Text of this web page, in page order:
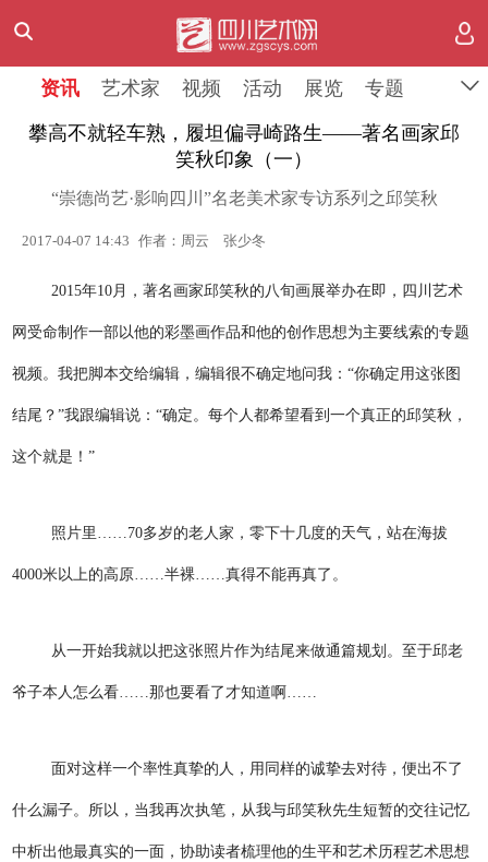
资讯 艺术家 视频 活动 展览 专题
攀高不就轻车熟，履坦偏寻崎路生——著名画家邱
笑秋印象（一）
“崇德尚艺·影响四川”名老美术家专访系列之邱笑秋
2017-04-07 14:43 作者：周云 张少冬
2015年10月，著名画家邱笑秋的八旬画展举办在即，四川艺术
网受命制作一部以他的彩墨画作品和他的创作思想为主要线索的专题
视频。我把脚本交给编辑，编辑很不确定地问我：“你确定用这张图
结尾？”我跟编辑说：“确定。每个人都希望看到一个真正的邱笑秋，
这个就是！”
照片里……70多岁的老人家，零下十几度的天气，站在海拔
4000米以上的高原……半裸……真得不能再真了。
从一开始我就以把这张照片作为结尾来做通篇规划。至于邱老
爷子本人怎么看……那也要看了才知道啊……
面对这样一个率性真挚的人，用同样的诚挚去对待，便出不了
什么漏子。所以，当我再次执笔，从我与邱笑秋先生短暂的交往记忆
中析出他最真实的一面，协助读者梳理他的生平和艺术历程艺术思想